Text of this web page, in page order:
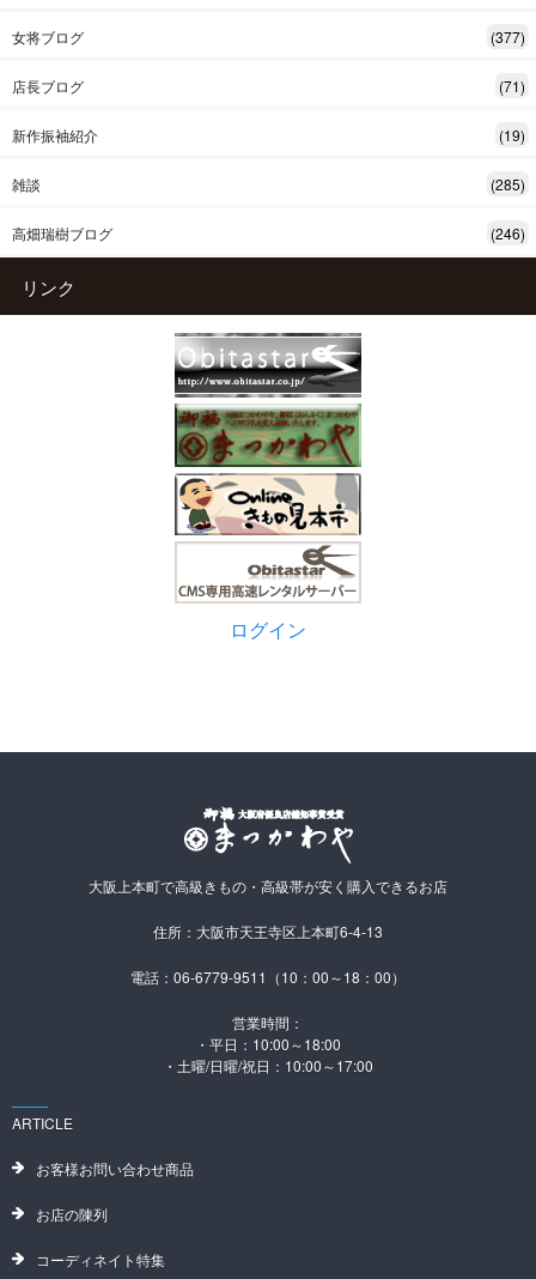
女将ブログ (377)
店長ブログ (71)
新作振袖紹介 (19)
雑談 (285)
高畑瑞樹ブログ (246)
リンク
ログイン
大阪上本町で高級きもの・高級帯が安く購入できるお店
住所：大阪市天王寺区上本町6-4-13
電話：06-6779-9511（10：00～18：00）
営業時間：
・平日：10:00～18:00
・土曜/日曜/祝日：10:00～17:00
ARTICLE
お客様お問い合わせ商品
お店の陳列
コーディネイト特集